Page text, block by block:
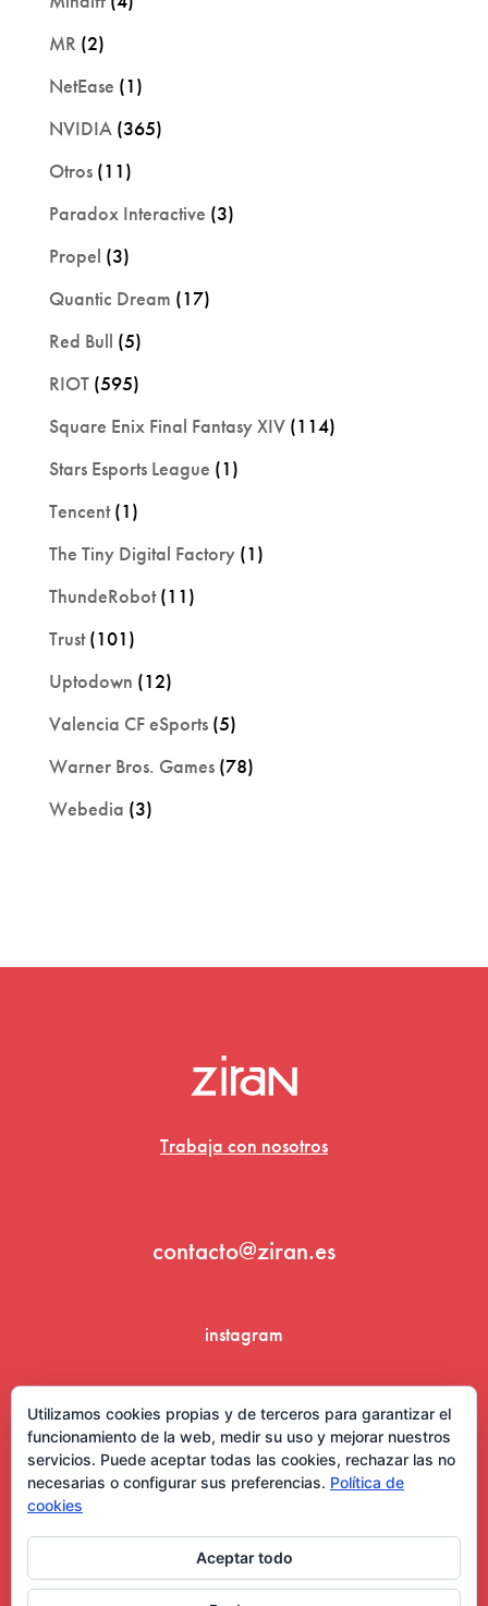
MR (2)
NetEase (1)
NVIDIA(365)
Otros(11)
Paradox Interactive (3)
Propel (3)
Quantic Dream (17)
Red Bull (5)
RIOT(595)
Square Enix Final Fantasy XIV(114)
Stars Esports League (1)
Tencent(1)
The Tiny Digital Factory(1)
ThundeRobot(11)
Trust(101)
Uptodown (12)
Valencia CF eSports(5)
Warner Bros. Games(78)
Webedia (3)
Trabaja con nosotros
contacto@ziran.es
instagram
Utilizamos cookies propias y de terceros para garantizar el
funcionamiento de la web, medir su uso y mejorar nuestros
servicios. Puede aceptar todas las cookies, rechazar las no
necesarias o configurar sus preferencias. Política de
cookies
Aceptar todo